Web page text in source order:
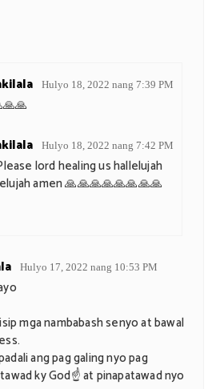
Hulyo 18, 2022 nang 7:39 PM
Hulyo 18, 2022 nang 7:42 PM
lord healing us hallelujah
amen 🙏🙏🙏🙏🙏🙏🙏🙏
Hulyo 17, 2022 nang 10:53 PM
mga nambabash senyo at bawal
ang pag galing nyo pag
ky God☝️ at pinapatawad nyo